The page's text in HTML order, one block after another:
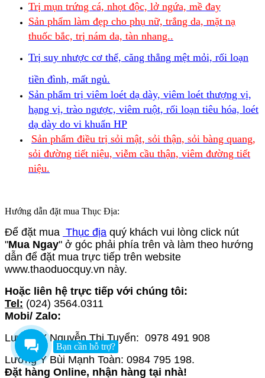
Trị mụn trứng cá, nhọt độc, lở ngứa, mề đay
Sản phẩm làm đẹp cho phụ nữ, trắng da, mặt nạ
thuốc bắc, trị nám da, tàn nhang..
Trị suy nhược cơ thể, căng thẳng mệt mỏi, rối loạn
tiền đình, mất ngủ.
Sản phẩm trị viêm loét dạ dày, viêm loét thượng vị,
hạng vị, trào ngược, viêm ruột, rối loạn tiêu hóa, loét
dạ dày do vi khuẩn HP
Sản phẩm điều trị sỏi mật, sỏi thận, sỏi bàng quang,
sỏi đường tiết niệu, viễm cầu thận, viêm đường tiết
niệu.
Hướng dẫn đặt mua Thục Địa:
Để đặt mua Thục địa quý khách vui lòng click nút
"Mua Ngay" ở góc phải phía trên và làm theo hướng
dẫn để đặt mua trực tiếp trên website
www.thaoduocquy.vn này.
Hoặc liên hệ trực tiếp với chúng tôi:
Tel: (024) 3564.0311
Mobi/ Zalo:
Lương Y Nguyễn Thị Tuyển: 0978 491 908
Lương Y Bùi Mạnh Toàn: 0984 795 198.
Đặt hàng Online, nhận hàng tại nhà!
Bạn cần hỗ trợ?